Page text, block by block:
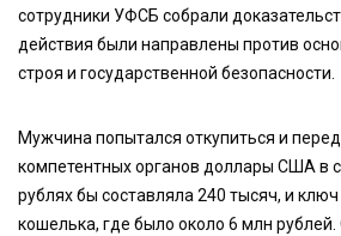
сотрудники УФСБ собрали
действия были направлены против
строя и государственной безопасности.
Мужчина попытался откупиться и
компетентных органов доллары США в
рублях бы составляла 240 тысяч, и ключ
кошелька, где было около 6 млн рублей.